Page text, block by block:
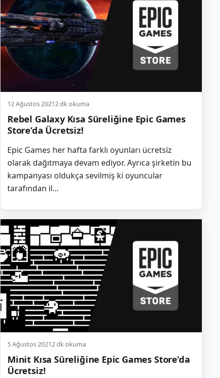
12 Ağustos 20212 dk okuma
Rebel Galaxy Kısa Süreliğine Epic Games
Store’da Ücretsiz!
Epic Games her hafta farklı oyunları ücretsiz
olarak dağıtmaya devam ediyor. Ayrıca şirketin bu
kampanyası oldukça sevilmiş ki oyuncular
tarafından il...
5 Ağustos 20212 dk okuma
Minit Kısa Süreliğine Epic Games Store’da
Ücretsiz!